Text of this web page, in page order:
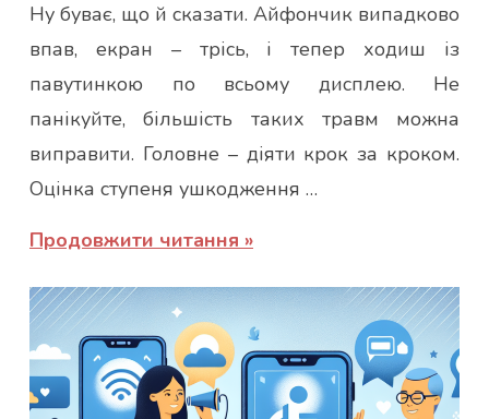
Ну буває, що й сказати. Айфончик випадково
впав, екран – трісь, і тепер ходиш із
павутинкою по всьому дисплею. Не
панікуйте, більшість таких травм можна
виправити. Головне – діяти крок за кроком.
Оцінка ступеня ушкодження …
Продовжити читання